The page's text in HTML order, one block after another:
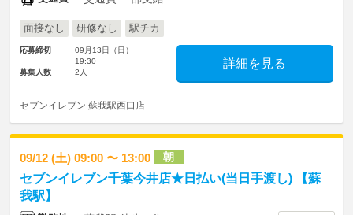
面接なし 研修なし 駅チカ
応募締切
09月13日（日）
19:30
募集人数
2人
詳細を見る
セブンイレブン 蘇我駅西口店
09/12 (土) 09:00 〜 13:00 朝
セブンイレブン千葉今井店★日払い(当日手渡し) 【蘇
我駅】